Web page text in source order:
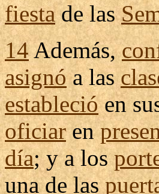
fiestade las
14Además,
asignóa las
establecióen
oficiaren
día; y a los
una de las